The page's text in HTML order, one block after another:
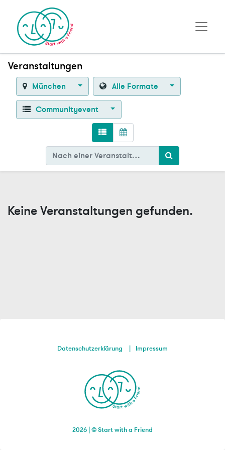
Veranstaltungen
München Alle Formate
Communityevent
Keine Veranstaltungen gefunden.
2026 | © Start with a Friend
Datenschutzerklärung Impressum